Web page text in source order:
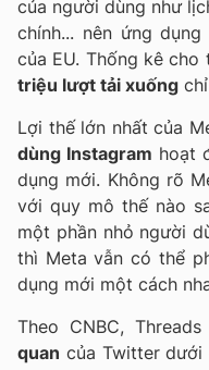
của người dùng như
chính... nên ứng
của EU. Thống kê cho
triệu lượt tải xuống
Lợi thế lớn nhất của
dùng Instagram hoạt
dụng mới. Không rõ
với quy mô thế nào
một phần nhỏ người
thì Meta vẫn có thể
dụng mới một cách
Theo CNBC,
quan của Twitter